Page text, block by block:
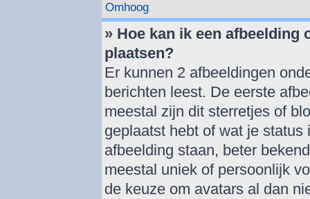
Omhoog
» Hoe kan ik een
plaatsen?
Er kunnen 2 afbeeldingen
berichten leest. De eerste
meestal zijn dit sterretjes of
geplaatst hebt of wat je
afbeelding staan, beter
meestal uniek of persoonlijk
de keuze om avatars al dan